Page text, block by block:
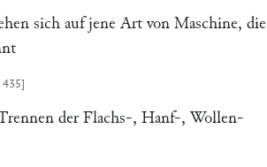
sich auf jene Art von Maschine, die
der Flachs-, Hanf-, Wollen-